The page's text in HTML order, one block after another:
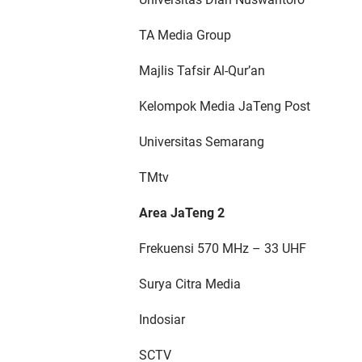
TA Media Group
Majlis Tafsir Al-Qur’an
Kelompok Media JaTeng Post
Universitas Semarang
TMtv
Area JaTeng 2
Frekuensi 570 MHz – 33 UHF
Surya Citra Media
Indosiar
SCTV